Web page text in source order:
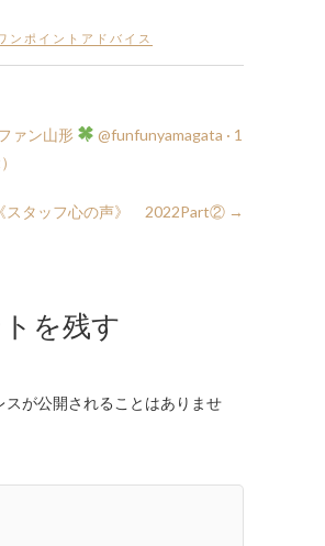
ンポイントアドバイス
ァン山形
《スタッフ心の声》 2022Part② →
を残す
スが公開されることはありませ